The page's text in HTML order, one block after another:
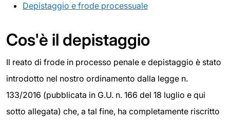
Depistaggio e frode processuale
Cos'è il depistaggio
Il reato di frode in processo penale e depistaggio è stato
introdotto nel nostro ordinamento dalla legge n.
133/2016 (pubblicata in G.U. n. 166 del 18 luglio e qui
sotto allegata) che, a tal fine, ha completamente riscritto